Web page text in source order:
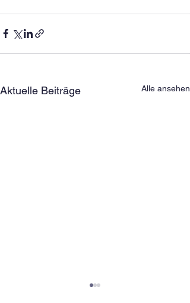
Aktuelle Beiträge Alle ansehen